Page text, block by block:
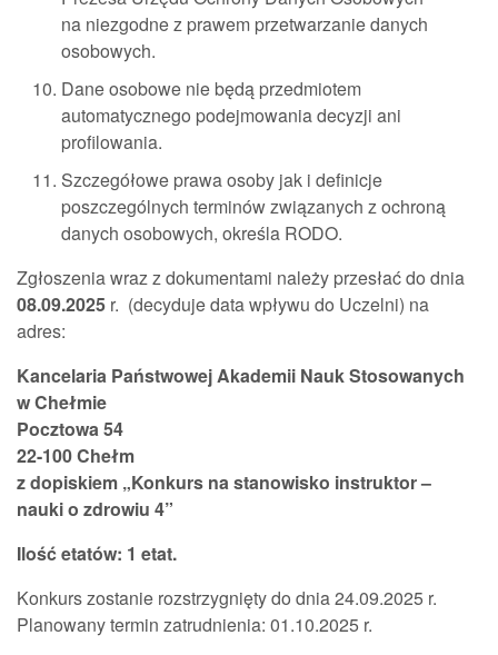
na niezgodne z prawem przetwarzanie danych
osobowych.
Dane osobowe nie będą przedmiotem
automatycznego podejmowania decyzji ani
profilowania.
Szczegółowe prawa osoby jak i definicje
poszczególnych terminów związanych z ochroną
danych osobowych, określa RODO.
Zgłoszenia wraz z dokumentami należy przesłać do dnia
08.09.2025 r. (decyduje data wpływu do Uczelni) na
adres:
Kancelaria Państwowej Akademii Nauk Stosowanych
w Chełmie
Pocztowa 54
22-100 Chełm
z dopiskiem „Konkurs na stanowisko instruktor –
nauki o zdrowiu 4”
Ilość etatów: 1 etat.
Konkurs zostanie rozstrzygnięty do dnia 24.09.2025 r.
Planowany termin zatrudnienia: 01.10.2025 r.